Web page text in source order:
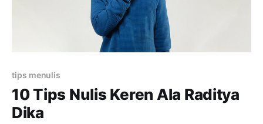
tips menulis
10 Tips Nulis Keren Ala Raditya
Dika